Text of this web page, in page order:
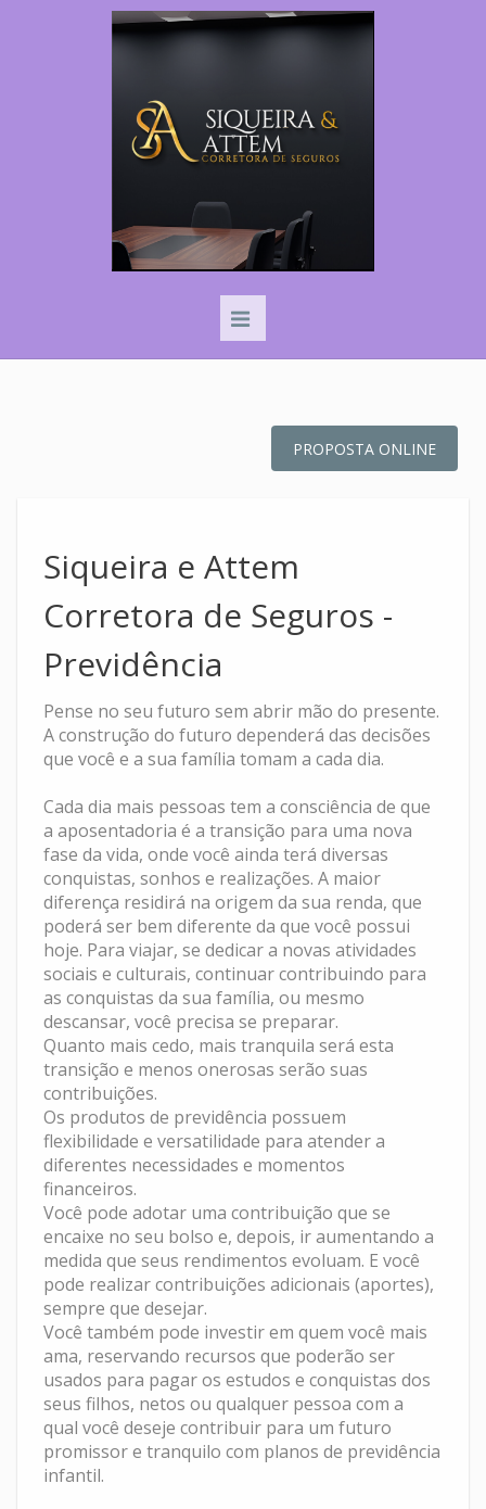
PROPOSTA ONLINE
Siqueira e Attem
Corretora de Seguros -
Previdência
Pense no seu futuro sem abrir mão do presente.
A construção do futuro dependerá das decisões
que você e a sua família tomam a cada dia.
Cada dia mais pessoas tem a consciência de que
a aposentadoria é a transição para uma nova
fase da vida, onde você ainda terá diversas
conquistas, sonhos e realizações. A maior
diferença residirá na origem da sua renda, que
poderá ser bem diferente da que você possui
hoje. Para viajar, se dedicar a novas atividades
sociais e culturais, continuar contribuindo para
as conquistas da sua família, ou mesmo
descansar, você precisa se preparar.
Quanto mais cedo, mais tranquila será esta
transição e menos onerosas serão suas
contribuições.
Os produtos de previdência possuem
flexibilidade e versatilidade para atender a
diferentes necessidades e momentos
financeiros.
Você pode adotar uma contribuição que se
encaixe no seu bolso e, depois, ir aumentando a
medida que seus rendimentos evoluam. E você
pode realizar contribuições adicionais (aportes),
sempre que desejar.
Você também pode investir em quem você mais
ama, reservando recursos que poderão ser
usados para pagar os estudos e conquistas dos
seus filhos, netos ou qualquer pessoa com a
qual você deseje contribuir para um futuro
promissor e tranquilo com planos de previdência
infantil.